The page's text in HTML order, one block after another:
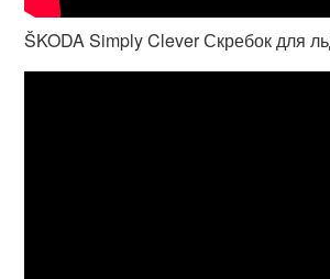
ŠKODA Simply Clever Скребок для